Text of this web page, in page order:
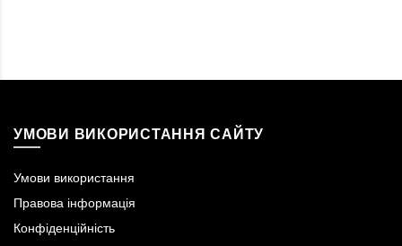
УМОВИ ВИКОРИСТАННЯ САЙТУ
Умови використання
Правова інформація
Конфіденційність